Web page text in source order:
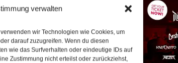
verwalten
wir Technologien wie Cookies, um
darauf zuzugreifen. Wenn du diesen
wie das Surfverhalten oder eindeutige IDs auf
Zustimmung nicht erteilst oder zurückziehst,